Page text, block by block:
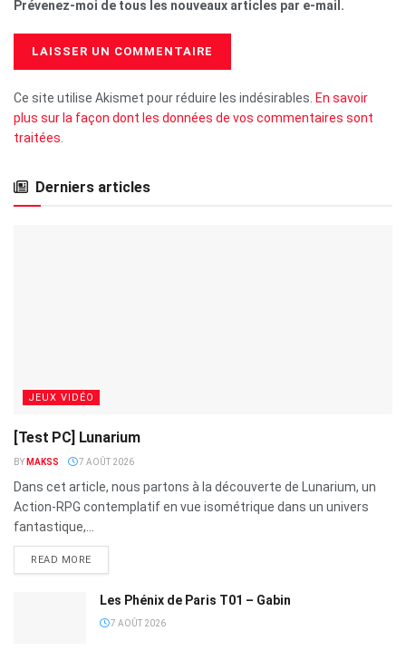
Prévenez-moi de tous les nouveaux articles par e-mail.
Ce site utilise Akismet pour réduire les indésirables. En savoir
plus sur la façon dont les données de vos commentaires sont
traitées
Derniers articles
JEUX VIDÉO
[Test PC] Lunarium
BY MAKSS 7 AOÛT 2026
Dans cet article, nous partons à la découverte de Lunarium, un
Action-RPG contemplatif en vue isométrique dans un univers
fantastique,...
READ MORE
Les Phénix de Paris T01 – Gabin
7 AOÛT 2026